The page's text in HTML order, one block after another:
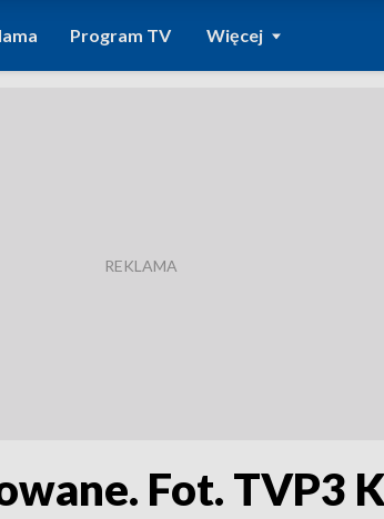
Program TV Więcej
Fot. TVP3